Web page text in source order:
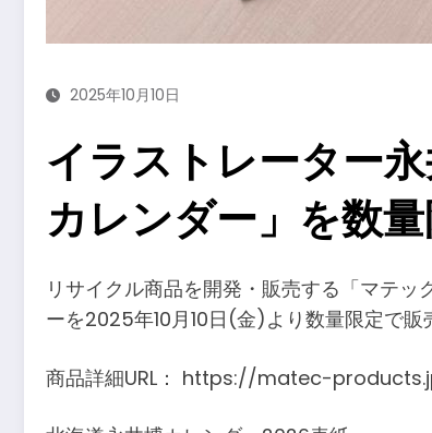
2025年10月10日
イラストレーター
カレンダー」を数
リサイクル商品を開発・販売する「マテ
ーを2025年10月10日(金)より数量限定で販
商品詳細URL： https://matec-